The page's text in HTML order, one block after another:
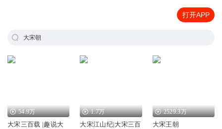
打开APP
大宋朝
54.9万
大宋三百载 |趣说大
1.7万
大宋江山纪|大宋三百
2529.3万
大宋王朝